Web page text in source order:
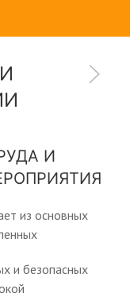
И
из основных
и безопасных